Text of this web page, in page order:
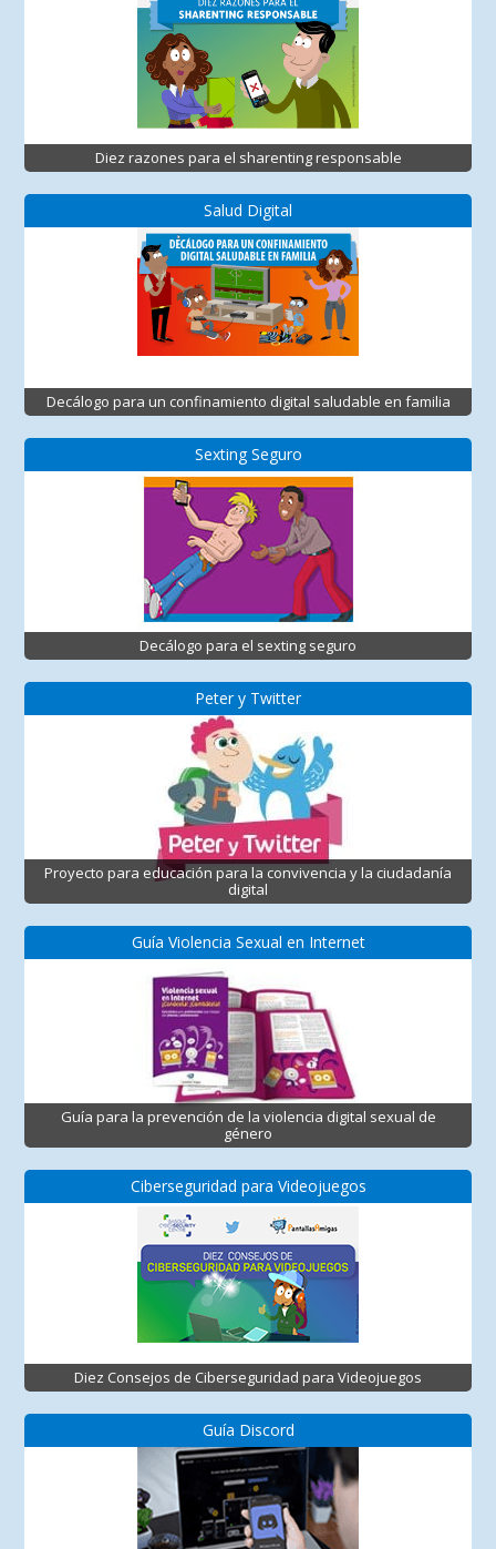
Diez razones para el sharenting responsable
Salud Digital
Decálogo para un confinamiento digital saludable en familia
Sexting Seguro
Decálogo para el sexting seguro
Peter y Twitter
Proyecto para educación para la convivencia y la ciudadanía
digital
Guía Violencia Sexual en Internet
Guía para la prevención de la violencia digital sexual de
género
Ciberseguridad para Videojuegos
Diez Consejos de Ciberseguridad para Videojuegos
Guía Discord